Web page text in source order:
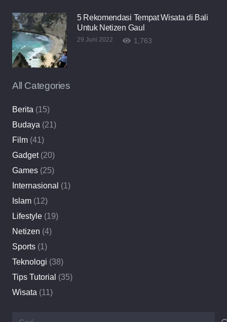
5 Rekomendasi Tempat Wisata di Bali
Untuk Netizen Gaul
29 Juni 2022 1,763
All Categories
Berita (15)
Budaya (21)
Film (41)
Gadget(20)
Games (25)
Internasional (1)
Islam (12)
Lifestyle (19)
Netizen (4)
Sports (1)
Teknologi (38)
Tips Tutorial (35)
Wisata (11)
Cari